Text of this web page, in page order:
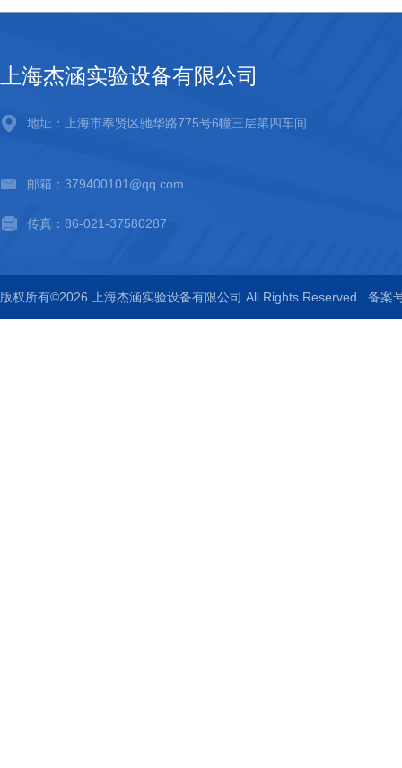
上海杰涵实验设备有限公司
地址：上海市奉贤区驰华路775号6幢三层第四车间
邮箱：379400101@qq.com
传真：86-021-37580287
版权所有©2026 上海杰涵实验设备有限公司 All Rights Reserved 备案